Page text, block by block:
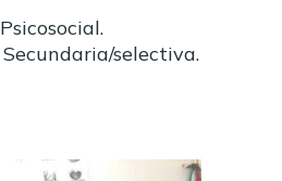
Psicosocial.
Secundaria/selectiva.